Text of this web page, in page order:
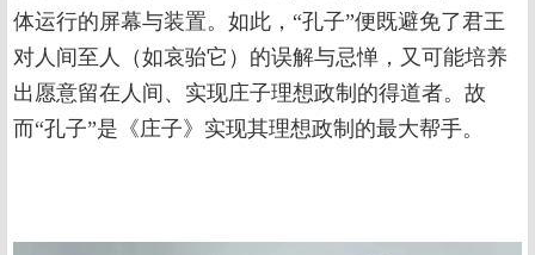
体运行的屏幕与装置。如此，“孔子”便既避免了君王
对人间至人（如哀骀它）的误解与忌惮，又可能培养
出愿意留在人间、实现庄子理想政制的得道者。故
而“孔子”是《庄子》实现其理想政制的最大帮手。